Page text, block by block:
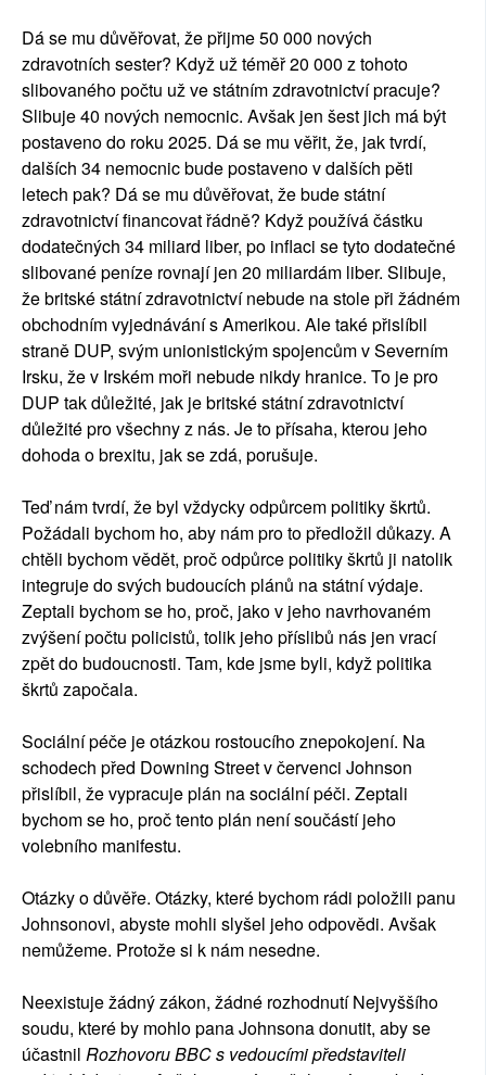
Dá se mu důvěřovat, že přijme 50 000 nových
zdravotních sester? Když už téměř 20 000 z tohoto
slibovaného počtu už ve státním zdravotnictví pracuje?
Slibuje 40 nových nemocnic. Avšak jen šest jich má být
postaveno do roku 2025. Dá se mu věřit, že, jak tvrdí,
dalších 34 nemocnic bude postaveno v dalších pěti
letech pak? Dá se mu důvěřovat, že bude státní
zdravotnictví financovat řádně? Když používá částku
dodatečných 34 miliard liber, po inflaci se tyto dodatečné
slibované peníze rovnají jen 20 miliardám liber. Slibuje,
že britské státní zdravotnictví nebude na stole při žádném
obchodním vyjednávání s Amerikou. Ale také přislíbil
straně DUP, svým unionistickým spojencům v Severním
Irsku, že v Irském moři nebude nikdy hranice. To je pro
DUP tak důležité, jak je britské státní zdravotnictví
důležité pro všechny z nás. Je to přísaha, kterou jeho
dohoda o brexitu, jak se zdá, porušuje.
Teď nám tvrdí, že byl vždycky odpůrcem politiky škrtů.
Požádali bychom ho, aby nám pro to předložil důkazy. A
chtěli bychom vědět, proč odpůrce politiky škrtů ji natolik
integruje do svých budoucích plánů na státní výdaje.
Zeptali bychom se ho, proč, jako v jeho navrhovaném
zvýšení počtu policistů, tolik jeho příslibů nás jen vrací
zpět do budoucnosti. Tam, kde jsme byli, když politika
škrtů započala.
Sociální péče je otázkou rostoucího znepokojení. Na
schodech před Downing Street v červenci Johnson
přislíbil, že vypracuje plán na sociální péči. Zeptali
bychom se ho, proč tento plán není součástí jeho
volebního manifestu.
Otázky o důvěře. Otázky, které bychom rádi položili panu
Johnsonovi, abyste mohli slyšel jeho odpovědi. Avšak
nemůžeme. Protože si k nám nesedne.
Neexistuje žádný zákon, žádné rozhodnutí Nejvyššího
soudu, které by mohlo pana Johnsona donutit, aby se
účastnil Rozhovoru BBC s vedoucími představiteli